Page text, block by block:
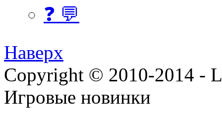
❓ 💬
Наверх
Copyright © 2010-2014 -
Игровые новинки